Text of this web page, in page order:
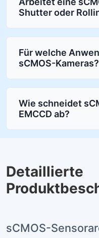
Shutter oder
Für welche
sCMOS-Kameras?
Wie schneidet
EMCCD ab?
Detaillierte
sCMOS-